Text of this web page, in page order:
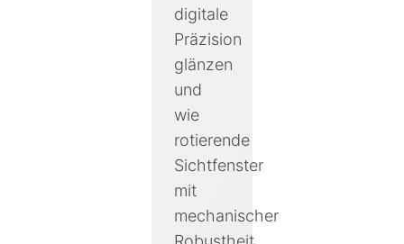
digitale
Präzision
glänzen
und
wie
rotierende
Sichtfenster
mit
mechanischer